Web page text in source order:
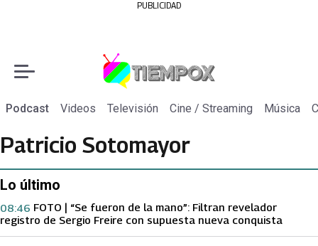
PUBLICIDAD
Podcast Videos Televisión Cine / Streaming Música
Patricio Sotomayor
Lo último
FOTO | “Se fueron de la mano”: Filtran revelador
registro de Sergio Freire con supuesta nueva conquista
08:46